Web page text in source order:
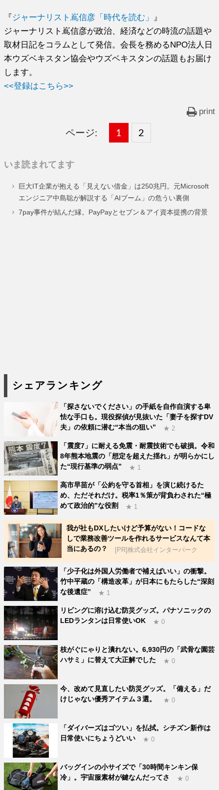
『 ジャーナリスト嶌信彦「時代を読む」
』
ジャーナリスト嶌信彦が政治、経済などの時流の話題や
取材日記をコラムとして発信。会長を務めるNPO法人日
本ウズベキスタン協会やウズベキスタンの話題もお届け
します。
<<登録はこちら>>
print
ページ:
固
ー
ジ
1 ,
固
ー
ジ
2
いま読まれてます
巨大IT企業が抱える「見えない借金」は250兆円。元Microsoft
エンジニア中島聡が解説する「AIブーム」の危うい裏側
7pay事件が結んだ縁。PayPayとセブン＆アイ資本提携の背景
シェアランキング
「探さないでください」の手紙を自作自演する卑
怯な手口も。現役探偵が見抜いた「妻子を探すDV
夫」の依頼に潜む“本当の狙い”
★ 2
「震度7」に耐える免震・耐震技術でも破損。令和
8年熊本地震の「想定を超えた揺れ」が明らかにし
た“現行基準の弱点”
★ 1
高市早苗が「公約を守る首相」を演じ続けるた
め、ただそれだけ。税率1％策が背負わされた“極
めて政治的”な役割
★ 1
我が社もDXしたいけど予算がない！コードな
しで業務改善ツールを作れるサービスなんて本
当にあるの？
[PR]株式会社インターパーク
「少子化は外国人労働者で補えばいい」の衝撃。
竹中平蔵の「構造改革」が日本にもたらした“深刻
な後遺症”
★ 1
リビングに溶け込む防災グッズ。パナソニックの
LEDランタンは日常使いOK
★ 0
枝がぐにゃりと潰れない。6,930円の「武骨な園芸
ハサミ」に替えて大正解でした
★ 0
今、改めて見直したい防災グッズ。「備える」だ
けじゃない優秀アイテム３選。
★ 0
「ダイバーズはゴツい」を払拭。シチズン新作は
日常使いにちょうどいい
★ 0
バッグインの小サイズで「30時間キンキン保
冷」。宇宙服素材が鍵なんだってさ
★ 0